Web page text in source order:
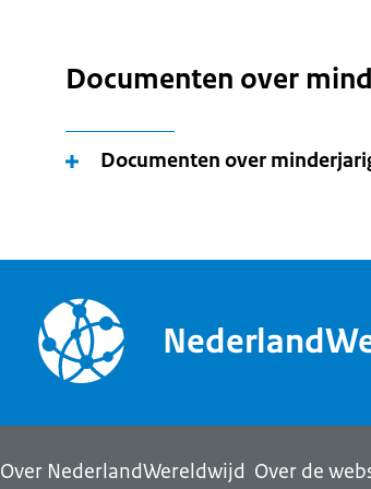
Documenten over
Documenten over
Over NederlandWereldwijd Over de